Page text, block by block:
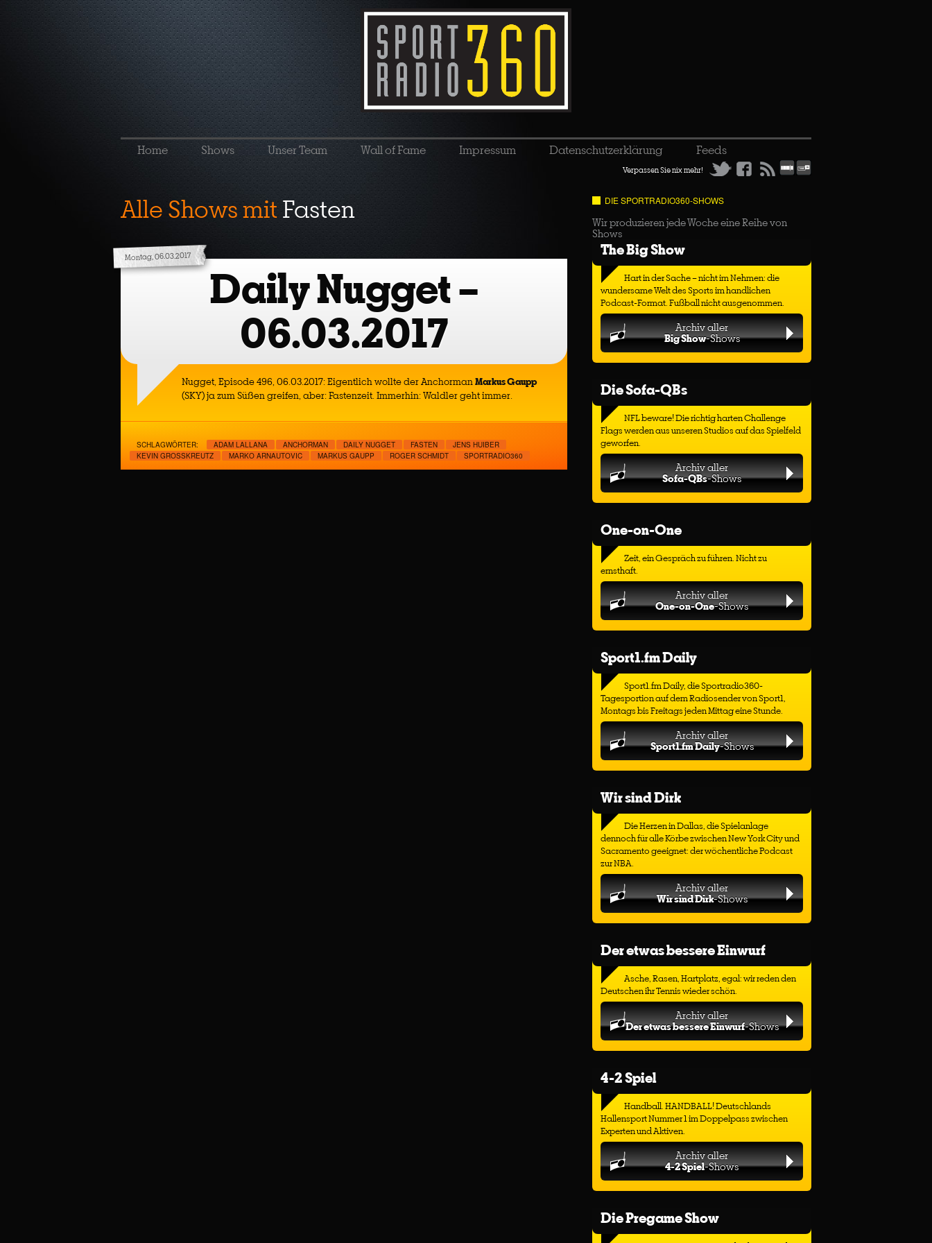
Home Shows Unser Team Wall of Fame Impressum Datenschutzerklärung Feeds
Verpassen Sie nix mehr!
Alle Shows mitFasten
Montag, 06.03.2017
Daily Nugget –
06.03.2017
Nugget, Episode 496, 06.03.2017: Eigentlich wollte der AnchormanMarkus Gaupp
(SKY) ja zum Süßen greifen, aber: Fastenzeit. Immerhin: Waldler geht immer.
SCHLAGWÖRTER: ADAM LALLANA ANCHORMAN DAILY NUGGET FASTEN
JENS HUIBER
KEVIN GROSSKREUTZ
MARKO ARNAUTOVIC MARKUS GAUPP ROGER SCHMIDT SPORTRADIO360
DIE SPORTRADIO360-SHOWS
Wir produzieren jede Woche eine Reihe von
Shows
The Big Show
Hart in der Sache – nicht im Nehmen: die
wundersame Welt des Sports im handlichen
Podcast-Format. Fußball nicht ausgenommen.
Archiv aller
Big Show-Shows
Die Sofa-QBs
NFL beware! Die richtig harten Challenge
Flags werden aus unseren Studios auf das Spielfeld
geworfen.
Archiv aller
Sofa-QBs-Shows
One-on-One
Zeit, ein Gespräch zu führen. Nicht zu
ernsthaft.
Archiv aller
One-on-One-Shows
Sport1.fm Daily
Sport1.fm Daily, die Sportradio360-
Tagesportion auf dem Radiosender von Sport1,
Montags bis Freitags jeden Mittag eine Stunde.
Archiv aller
Sport1.fm Daily-Shows
Wir sind Dirk
Die Herzen in Dallas, die Spielanlage
dennoch für alle Körbe zwischen New York City und
Sacramento geeignet: der wöchentliche Podcast
zur NBA.
Archiv aller
Wir sind Dirk-Shows
Der etwas bessere Einwurf
Asche, Rasen, Hartplatz, egal: wir reden den
Deutschen ihr Tennis wieder schön.
Archiv aller
Der etwas bessere Einwurf-Shows
4-2 Spiel
Handball. HANDBALL! Deutschlands
Hallensport Nummer 1 im Doppelpass zwischen
Experten und Aktiven.
Archiv aller
4-2 Spiel-Shows
Die Pregame Show